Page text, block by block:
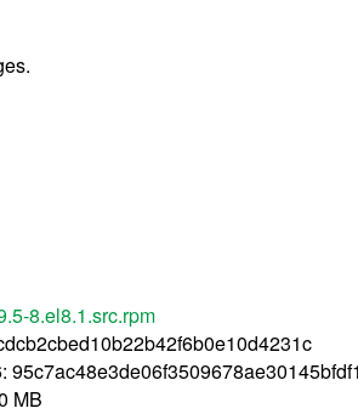
8.el8.1.src.rpm
MB